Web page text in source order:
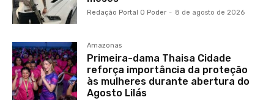
Redação Portal O Poder - 8 de agosto de 2026
Amazonas
Primeira-dama Thaisa Cidade
reforça importância da proteção
às mulheres durante abertura do
Agosto Lilás